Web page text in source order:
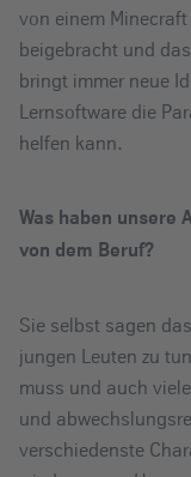
von einem
beigebracht und
bringt immer neue
Lernsoftware die
helfen kann.
Was haben unsere
von dem Beruf?
Sie selbst sagen
jungen Leuten zu
muss und auch
und
verschiedenste